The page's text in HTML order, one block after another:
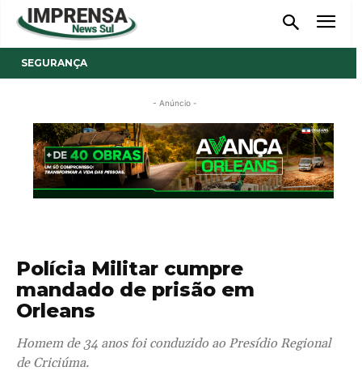
SEGURANÇA
- Anúncio -
Polícia Militar cumpre
mandado de prisão em
Orleans
Homem de 34 anos foi conduzido ao Presídio Regional
de Criciúma.